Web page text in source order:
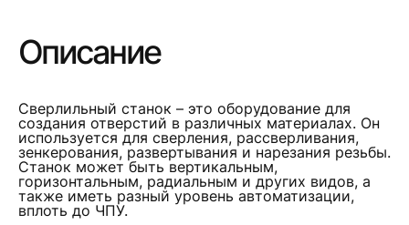
Описание
Сверлильный станок – это оборудование для
создания отверстий в различных материалах. Он
используется для сверления, рассверливания,
зенкерования, развертывания и нарезания резьбы.
Станок может быть вертикальным,
горизонтальным, радиальным и других видов, а
также иметь разный уровень автоматизации,
вплоть до ЧПУ.